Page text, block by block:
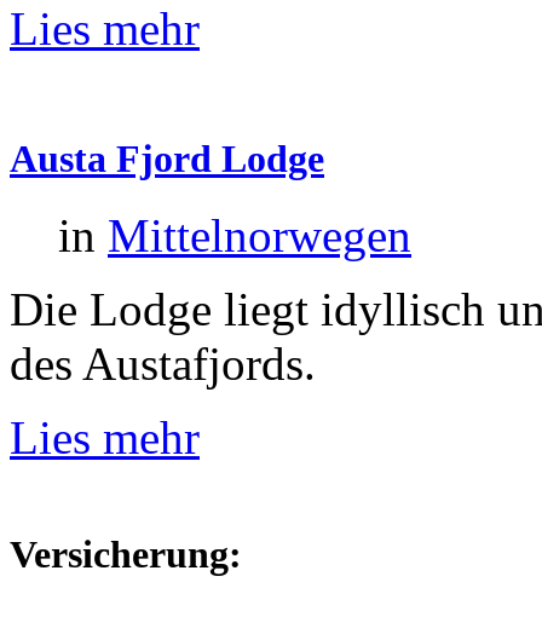
Lies mehr
Austa Fjord Lodge
in Mittelnorwegen
Die Lodge liegt idyllisch
des Austafjords.
Lies mehr
Versicherung: